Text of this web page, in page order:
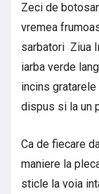
Zeci de
vremea
sarbatori Ziua
iarba verde
incins
dispus si la un
Ca de fiecare
maniere la
sticle la voia